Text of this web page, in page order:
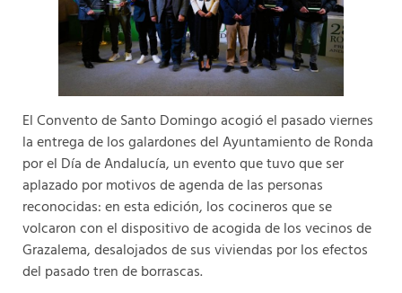
El Convento de Santo Domingo acogió el pasado viernes
la entrega de los galardones del Ayuntamiento de Ronda
por el Día de Andalucía, un evento que tuvo que ser
aplazado por motivos de agenda de las personas
reconocidas: en esta edición, los cocineros que se
volcaron con el dispositivo de acogida de los vecinos de
Grazalema, desalojados de sus viviendas por los efectos
del pasado tren de borrascas.